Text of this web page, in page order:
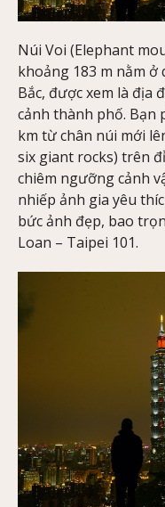
Núi Voi (Elephant
khoảng 183 m nằm
Bắc, được xem là địa
cảnh thành phố. Bạn
km từ chân núi mới
six giant rocks) trên
chiêm ngưỡng cảnh
nhiếp ảnh gia yêu
bức ảnh đẹp, bao
Loan – Taipei 101.